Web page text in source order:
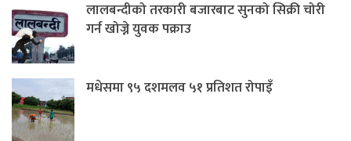
लालबन्दीको तरकारी बजारबाट सुनको सिक्री चोरी
गर्न खोज्ने युवक पक्राउ
मधेसमा ९५ दशमलव ५१ प्रतिशत रोपाइँ